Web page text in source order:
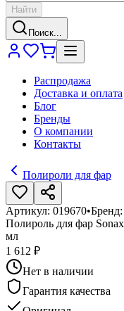
Найти
Поиск...
Распродажа
Доставка и оплата
Блог
Бренды
О компании
Контакты
Полироли для фар
Артикул: 019670•Бренд:
Полироль для фар
мл
1 612 ₽
Нет в наличии
Гарантия качества